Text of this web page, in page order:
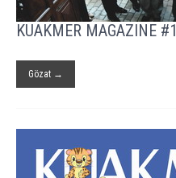
KUAKMER MAGAZINE #1
Gözat →